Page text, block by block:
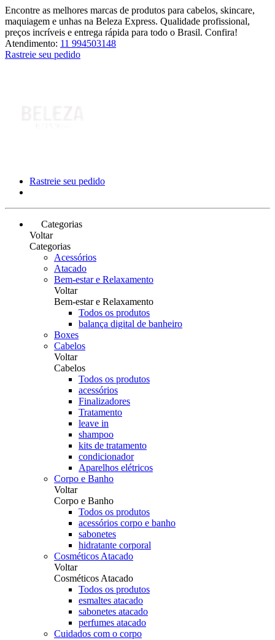
Encontre as melhores marcas de produtos para cabelos, skincare,
maquiagem e unhas na Beleza Express. Qualidade profissional,
preços incríveis e entrega rápida para todo o Brasil. Confira!
Atendimento: 11 994503148
Rastreie seu pedido
Rastreie seu pedido
Categorias
Voltar
Categorias
Acessórios
Atacado
Bem-estar e Relaxamento
Voltar
Bem-estar e Relaxamento
Todos os produtos
balança digital de banheiro
Boxes
Cabelos
Voltar
Cabelos
Todos os produtos
acessórios
Finalizadores
Tratamento
leave in
shampoo
kits de tratamento
condicionador
Aparelhos elétricos
Corpo e Banho
Voltar
Corpo e Banho
Todos os produtos
acessórios corpo e banho
sabonetes
hidratante corporal
Cosméticos Atacado
Voltar
Cosméticos Atacado
Todos os produtos
esmaltes atacado
sabonetes atacado
perfumes atacado
Cuidados com o corpo